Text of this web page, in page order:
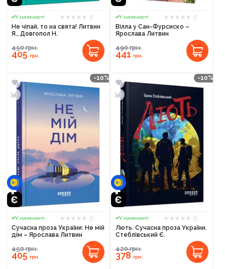
У наявності
0
Не чіпай, то на свята! Литвин
Я., Довгопол Н.
450грн.
405грн.
У наявності
0
Вілла у Сан-Фурсиско –
Ярослава Литвин
490грн.
441грн.
-10%
У наявності
0
Сучасна проза України: Не мій
дім – Ярослава Литвин
450грн.
405грн.
-10%
У наявності
0
Лють. Сучасна проза України.
Стеблівський Є.
420грн.
378грн.